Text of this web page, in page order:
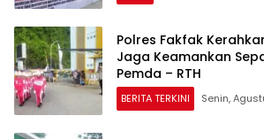
Polres Fakfak
Jaga Keamankan
Pemda – RTH
BERITA TERKINI Senin,